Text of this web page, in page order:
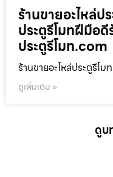
ร้านขายอะไหล่ป
ประตูรีโมทฝีมือ
ประตูรีโมท.com
ร้านขายอะไหล่ประตูรีโม
ดูเพิ่มเติม »
ดูบ